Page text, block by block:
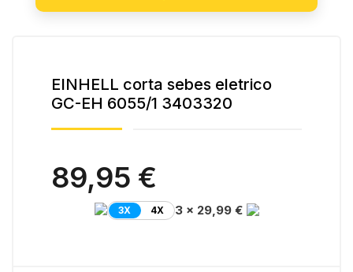
EINHELL corta sebes eletrico
GC-EH 6055/1 3403320
89,95 €
3X 4X 3 x 29,99 €